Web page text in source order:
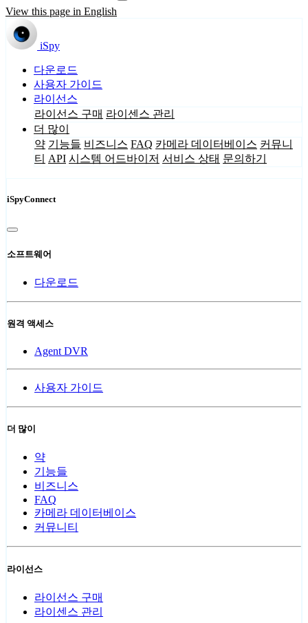
View this page in English
iSpy
다운로드
사용자 가이드
라이선스
라이선스 구매 라이센스 관리
더 많이
약 기능들 비즈니스 FAQ 카메라 데이터베이스 커뮤니
티 API 시스템 어드바이저 서비스 상태 문의하기
iSpyConnect
소프트웨어
다운로드
원격 액세스
Agent DVR
사용자 가이드
더 많이
약
기능들
비즈니스
FAQ
카메라 데이터베이스
커뮤니티
라이선스
라이선스 구매
라이센스 관리